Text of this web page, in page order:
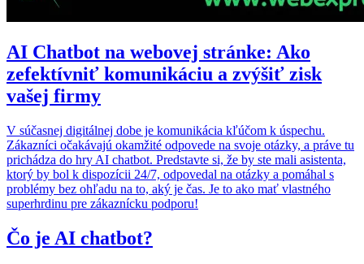
AI Chatbot na webovej stránke: Ako
zefektívniť komunikáciu a zvýšiť zisk
vašej firmy
V súčasnej digitálnej dobe je komunikácia kľúčom k úspechu.
Zákazníci očakávajú okamžité odpovede na svoje otázky, a práve tu
prichádza do hry AI chatbot. Predstavte si, že by ste mali asistenta,
ktorý by bol k dispozícii 24/7, odpovedal na otázky a pomáhal s
problémy bez ohľadu na to, aký je čas. Je to ako mať vlastného
superhrdinu pre zákaznícku podporu!
Čo je AI chatbot?